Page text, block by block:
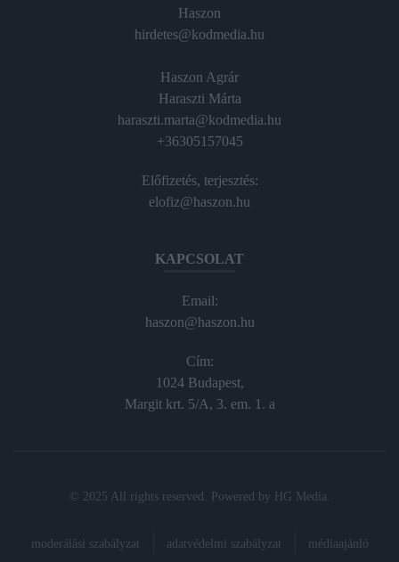
Haszon
hirdetes@kodmedia.hu
Haszon Agrár
Haraszti Márta
haraszti.marta@kodmedia.hu
+36305157045
Előfizetés, terjesztés:
elofiz@haszon.hu
KAPCSOLAT
Email:
haszon@haszon.hu
Cím:
1024 Budapest,
Margit krt. 5/A, 3. em. 1. a
© 2025 All rights reserved. Powered by HG Media
moderálási szabályzat adatvédelmi szabályzat médiaajánló